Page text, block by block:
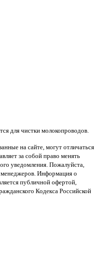
для чистки молокопроводов.
на сайте, могут отличаться
за собой право менять
уведомления. Пожалуйста,
Информация о
публичной офертой,
Кодекса Российской